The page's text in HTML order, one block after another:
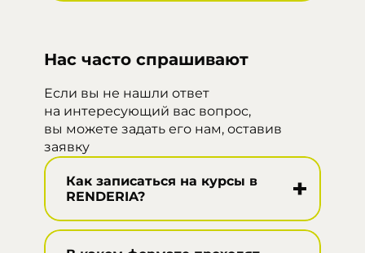
Нас часто спрашивают
Если вы не нашли ответ
на интересующий вас вопрос,
вы можете задать его нам, оставив
заявку
Как записаться на курсы в
RENDERIA?
Записаться на курсы
RENDERIA очень просто!